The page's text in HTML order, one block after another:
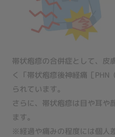
帯状疱疹の合併症として、皮
く 「帯状疱疹後神経痛［PHN
られています。
さらに、帯状疱疹は目や耳や
ます。
※経過や痛みの程度には個人